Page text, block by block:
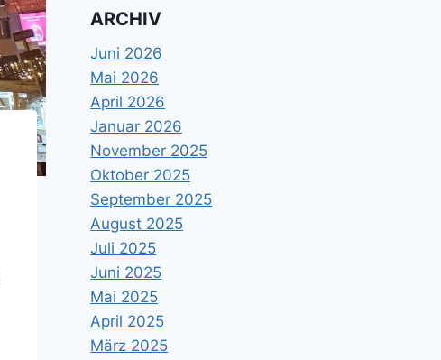
ARCHIV
Juni 2026
Mai 2026
April 2026
Januar 2026
November 2025
Oktober 2025
September 2025
August 2025
Juli 2025
Juni 2025
Mai 2025
April 2025
März 2025